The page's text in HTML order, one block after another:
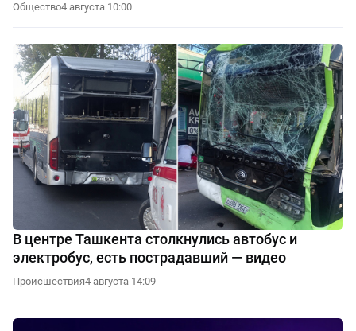
Общество4 августа 10:00
В центре Ташкента столкнулись автобус и
электробус, есть пострадавший — видео
Происшествия4 августа 14:09